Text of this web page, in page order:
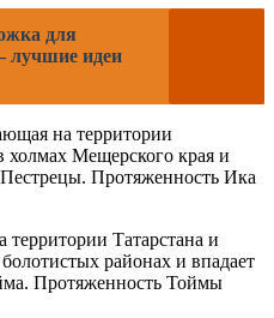
для
лучшие идеи
на территории
холмах Мещерского края и
Протяженность Ика
Татарстана и
районах и впадает
Протяженность Тоймы